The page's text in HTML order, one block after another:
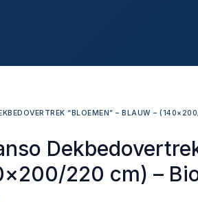
“BLOEMEN” – BLAUW –
220 cm) –